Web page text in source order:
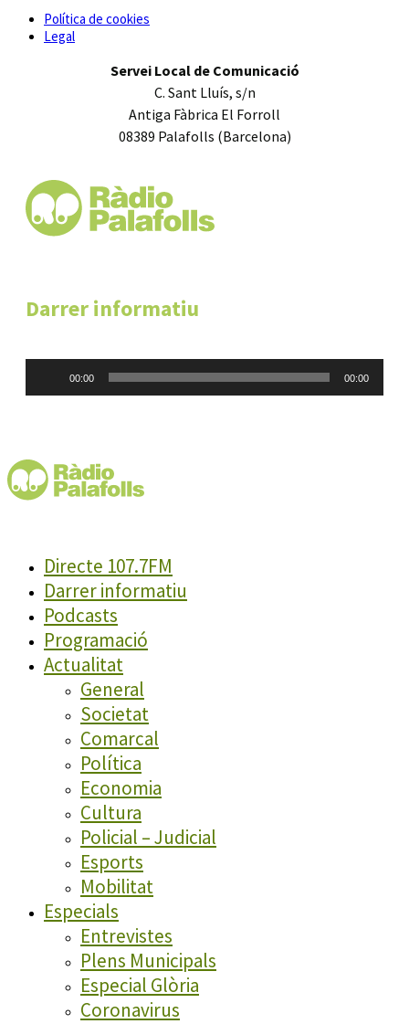
Política de cookies
Legal
Servei Local de Comunicació
C. Sant Lluís, s/n
Antiga Fàbrica El Forroll
08389 Palafolls (Barcelona)
Darrer informatiu
00:00 00:00
Directe 107.7FM
Darrer informatiu
Podcasts
Programació
Actualitat
General
Societat
Comarcal
Política
Economia
Cultura
Policial – Judicial
Esports
Mobilitat
Especials
Entrevistes
Plens Municipals
Especial Glòria
Coronavirus